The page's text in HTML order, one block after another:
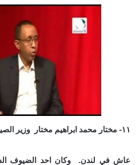
١١- مختار محمد ابراهيم مختار وزير الصيد الثروة البحرية
عاش في لندن. وكان احد الضيوف